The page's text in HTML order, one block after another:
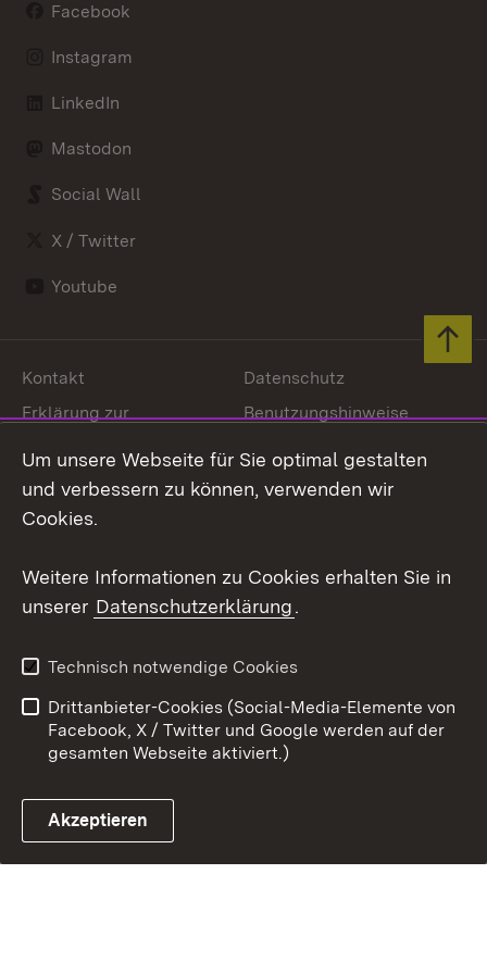
Facebook
Instagram
LinkedIn
Mastodon
Social Wall
X / Twitter
Youtube
Link zum Landesportal
Kontakt
Datenschutz
Erklärung zur
Benutzungshinweise
Impressum Cookies
Um unsere Webseite für Sie optimal gestalten
und verbessern zu können, verwenden wir
Cookies.
Weitere Informationen zu Cookies erhalten Sie in
unserer Datenschutzerklärung.
Technisch notwendige Cookies
Drittanbieter-Cookies (Social-Media-Elemente von
Facebook, X / Twitter und Google werden auf der
gesamten Webseite aktiviert.)
Akzeptieren